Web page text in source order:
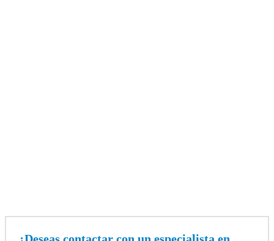
¿Deseas contactar con un especialista en